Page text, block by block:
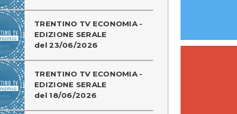
TRENTINO TV ECONOMIA -
EDIZIONE SERALE
del 23/06/2026
TRENTINO TV ECONOMIA -
EDIZIONE SERALE
del 18/06/2026